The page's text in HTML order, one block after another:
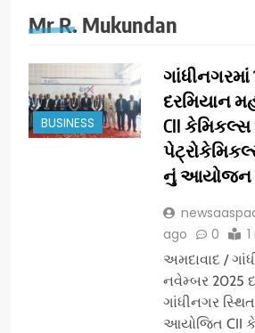
Mr R. Mukundan
BUSINESS
ગાંધીનગરમાં
દરમિયાન
CII
નું આયોજન
ago
0
અમદાવાદ /
નવેમ્બર 2025
ગાંધીનગર
આયોજિત CII